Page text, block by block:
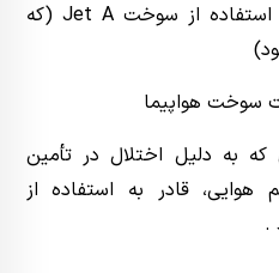
- مجوز موقت برای واردات و استفاده از سوخت Jet A (که
سوخت هواپیما
به دلیل اختلال در تأمین
قادر به استفاده از
.